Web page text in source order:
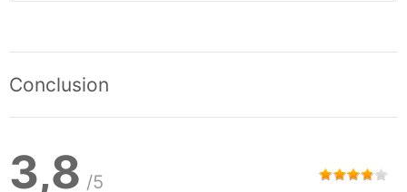
Conclusion
3,8 /5